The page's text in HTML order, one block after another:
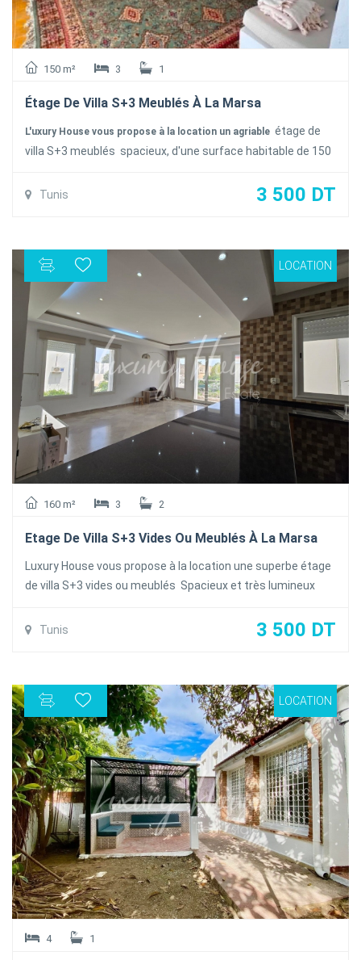
150 m² 3 1
Étage De Villa S+3 Meublés À La Marsa
L'uxury House vous propose à la location un agriable étage de
villa S+3 meublés spacieux, d'une surface habitable de 150
un cadre de vie confortable et fonctionnel. Il se compose de
et un WC. L'agencement intérieur est optimisé pour garantir
une circulation fluide et une belle luminosité dans
l'ensemble des pièces. Le bien bénéficie d'équipements
essentiels pour votre confort au quotidien, incluant un
système de chauffage central et une climatisation par
split. Vous profiterez également d'une agréable terrasse
offrant une vue dégagée sur les environs. Idéalement situé,
cet étage de villa se trouve à proximité immédiate de
nombreuses commodités, telles que des écoles, des
commerces, des espaces verts, des restaurants et des
infrastructures de loisirs et de transport
Tunis 3 500 DT
LOCATION
160 m² 3 2
Etage De Villa S+3 Vides Ou Meublés À La Marsa
Luxury House vous propose à la location une superbe étage
de villa S+3 vides ou meublés Spacieux et très lumineux
toutes les commodités à La Marsa
cuisine parfaitement équipée , une salle d'eau invités , deux
chambres à coucher partageant une salle de bain
commune et une suite parentale avec dressing et salle de
douche .
L'étage est équipée de la climatisation en Split et du
chauffage central et un garage .
Tunis 3 500 DT
LOCATION
4 1